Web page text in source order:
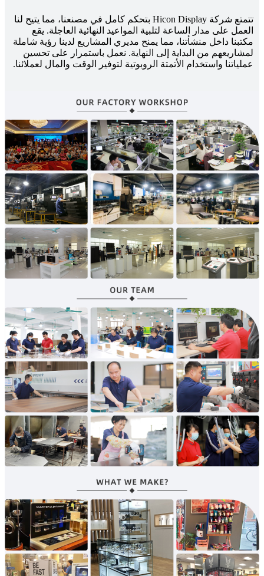
تتمتع شركة Hicon Display بتحكم كامل في مصنعنا، مما يتيح لنا
العمل على مدار الساعة لتلبية المواعيد النهائية العاجلة. يقع
مكتبنا داخل منشأتنا، مما يمنح مديري المشاريع لدينا رؤية شاملة
لمشاريعهم من البداية إلى النهاية. نعمل باستمرار على تحسين
عملياتنا واستخدام الأتمتة الروبوتية لتوفير الوقت والمال لعملائنا.